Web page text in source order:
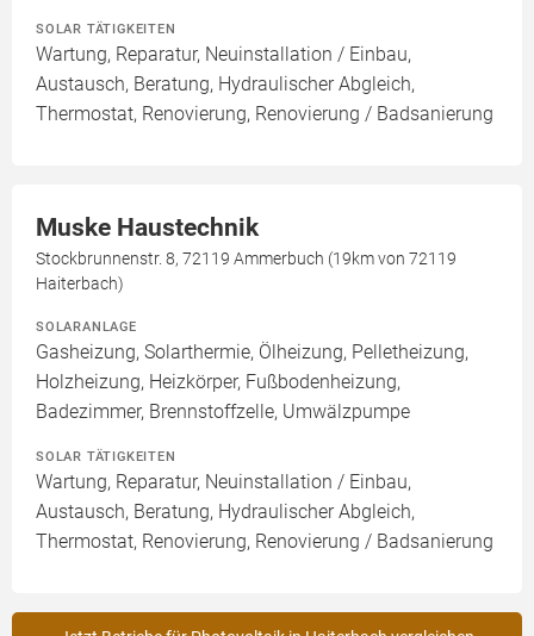
SOLAR TÄTIGKEITEN
Wartung, Reparatur, Neuinstallation / Einbau,
Austausch, Beratung, Hydraulischer Abgleich,
Thermostat, Renovierung, Renovierung / Badsanierung
Muske Haustechnik
Stockbrunnenstr. 8, 72119 Ammerbuch (19km von 72119
Haiterbach)
SOLARANLAGE
Gasheizung, Solarthermie, Ölheizung, Pelletheizung,
Holzheizung, Heizkörper, Fußbodenheizung,
Badezimmer, Brennstoffzelle, Umwälzpumpe
SOLAR TÄTIGKEITEN
Wartung, Reparatur, Neuinstallation / Einbau,
Austausch, Beratung, Hydraulischer Abgleich,
Thermostat, Renovierung, Renovierung / Badsanierung